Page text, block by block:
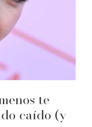
te
caído (y